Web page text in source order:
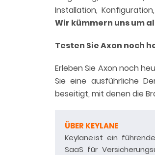
Installation,
Wir kümmern uns um
Testen Sie Axon noch
Erleben Sie Axon noch
Sie eine ausführliche
beseitigt, mit denen die
ÜBER KEYLANE
Keylane ist ein
SaaS für